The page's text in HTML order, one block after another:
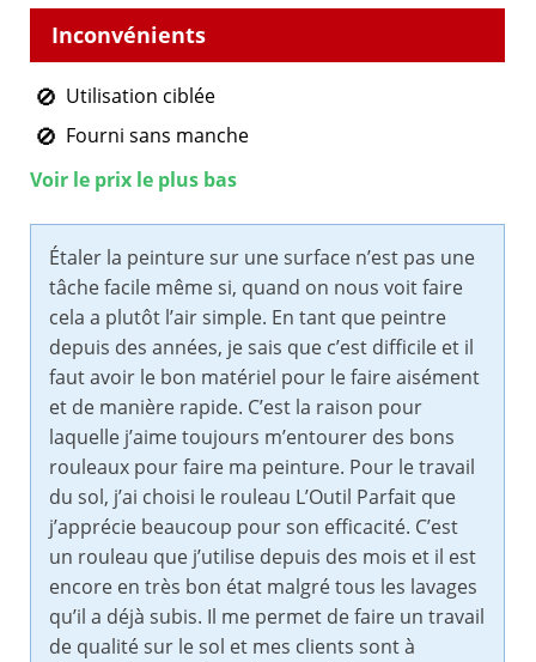
Utilisation ciblée
Fourni sans manche
Voir le prix le plus bas
Étaler la peinture sur une surface n’est pas une
tâche facile même si, quand on nous voit faire
cela a plutôt l’air simple. En tant que peintre
depuis des années, je sais que c’est difficile et il
faut avoir le bon matériel pour le faire aisément
et de manière rapide. C’est la raison pour
laquelle j’aime toujours m’entourer des bons
rouleaux pour faire ma peinture. Pour le travail
du sol, j’ai choisi le rouleau L’Outil Parfait que
j’apprécie beaucoup pour son efficacité. C’est
un rouleau que j’utilise depuis des mois et il est
encore en très bon état malgré tous les lavages
qu’il a déjà subis. Il me permet de faire un travail
de qualité sur le sol et mes clients sont à